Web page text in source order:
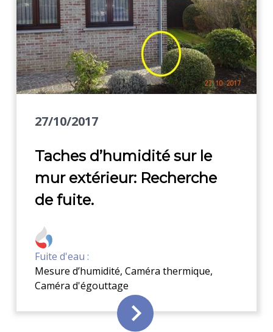
27/10/2017
Taches d’humidité sur le
mur extérieur: Recherche
de fuite.
Fuite d'eau :
Mesure d’humidité, Caméra thermique,
Caméra d'égouttage